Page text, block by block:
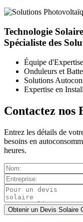
Technologie
Spécialiste des
Équipe
Onduleurs et
Solutions
Expertise en
Contactez nos
Entrez les détails de
besoins en
heures.